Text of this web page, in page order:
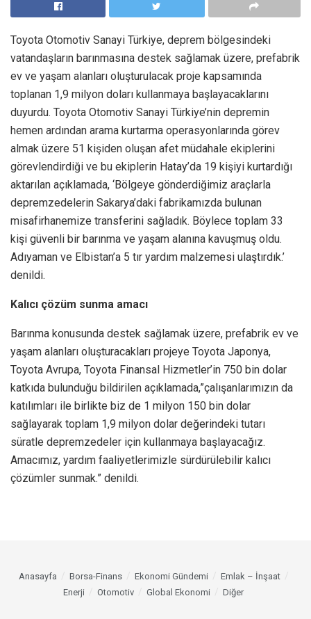
Toyota Otomotiv Sanayi Türkiye, deprem bölgesindeki
vatandaşların barınmasına destek sağlamak üzere, prefabrik
ev ve yaşam alanları oluşturulacak proje kapsamında
toplanan 1,9 milyon doları kullanmaya başlayacaklarını
duyurdu. Toyota Otomotiv Sanayi Türkiye’nin depremin
hemen ardından arama kurtarma operasyonlarında görev
almak üzere 51 kişiden oluşan afet müdahale ekiplerini
görevlendirdiği ve bu ekiplerin Hatay’da 19 kişiyi kurtardığı
aktarılan açıklamada, ‘Bölgeye gönderdiğimiz araçlarla
depremzedelerin Sakarya’daki fabrikamızda bulunan
misafirhanemize transferini sağladık. Böylece toplam 33
kişi güvenli bir barınma ve yaşam alanına kavuşmuş oldu.
Adıyaman ve Elbistan’a 5 tır yardım malzemesi ulaştırdık.’
denildi.
Kalıcı çözüm sunma amacı
Barınma konusunda destek sağlamak üzere, prefabrik ev ve
yaşam alanları oluşturacakları projeye Toyota Japonya,
Toyota Avrupa, Toyota Finansal Hizmetler’in 750 bin dolar
katkıda bulunduğu bildirilen açıklamada,”çalışanlarımızın da
katılımları ile birlikte biz de 1 milyon 150 bin dolar
sağlayarak toplam 1,9 milyon dolar değerindeki tutarı
süratle depremzedeler için kullanmaya başlayacağız.
Amacımız, yardım faaliyetlerimizle sürdürülebilir kalıcı
çözümler sunmak.” denildi.
Anasayfa Borsa-Finans Ekonomi Gündemi
Emlak – İnşaat
Enerji
Otomotiv Global Ekonomi Diğer